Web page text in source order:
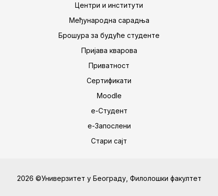
Центри и институти
Међународна сарадња
Брошура за будуће студенте
Пријава кварова
Приватност
Сертификати
Moodle
е-Студент
е-Запослени
Стари сајт
2026 ©Универзитет у Београду, Филолошки факултет